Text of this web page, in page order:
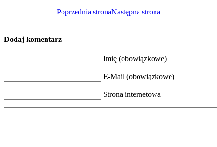
Poprzednia stronaNastępna strona
Dodaj komentarz
Imię (obowiązkowe)
E-Mail (obowiązkowe)
Strona internetowa